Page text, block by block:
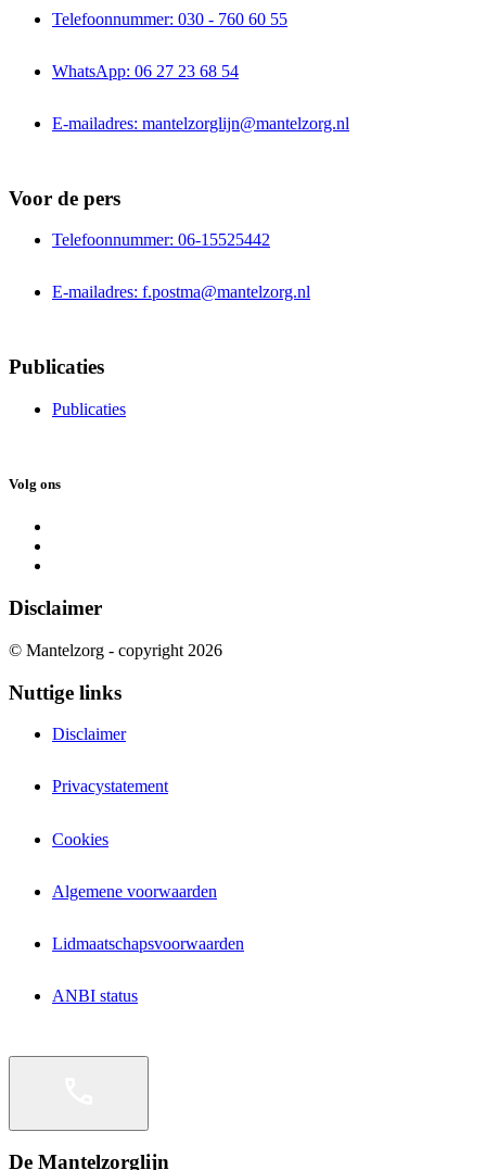
Telefoonnummer: 030 - 760 60 55
WhatsApp: 06 27 23 68 54
E-mailadres: mantelzorglijn@mantelzorg.nl
Voor de pers
Telefoonnummer: 06-15525442
E-mailadres: f.postma@mantelzorg.nl
Publicaties
Publicaties
Volg ons
Disclaimer
© Mantelzorg - copyright 2026
Nuttige links
Disclaimer
Privacystatement
Cookies
Algemene voorwaarden
Lidmaatschapsvoorwaarden
ANBI status
De Mantelzorglijn